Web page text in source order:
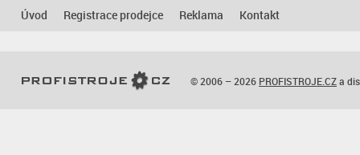
Úvod Registrace prodejce Reklama Kontakt
© 2006 – 2026 PROFISTROJE.CZa